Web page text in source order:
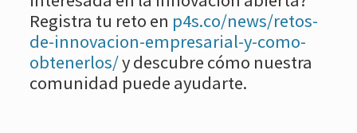
Registra tu reto en p4s.co/news/retos-
de-innovacion-empresarial-y-como-
obtenerlos/y descubre cómo nuestra
comunidad puede ayudarte.